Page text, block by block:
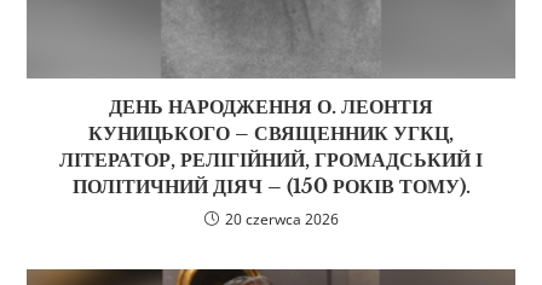
ДЕНЬ НАРОДЖЕННЯ О. ЛЕОНТІЯ
КУНИЦЬКОГО – СВЯЩЕННИК УГКЦ,
ЛІТЕРАТОР, РЕЛІГІЙНИЙ, ГРОМАДСЬКИЙ І
ПОЛІТИЧНИЙ ДІЯЧ – (150 РОКІВ ТОМУ).
20 czerwca 2026